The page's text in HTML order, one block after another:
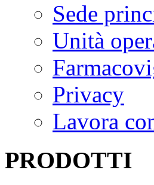
Sede
Unità
Privacy
Lavora
PRODOTTI